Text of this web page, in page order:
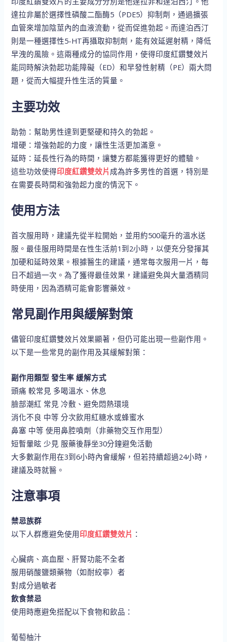
達拉非屬於選擇性磷酸二酯酶5（PDE5）抑制劑，通過擴張
血管來增加陰莖內的血液流動，從而促進勃起。而達泊西汀
則是一種選擇性5-HT再攝取抑制劑，能有效延遲射精，降低
早洩的風險。這兩種成分的協同作用，使得印度紅鑽雙效片
能同時解決勃起功能障礙（ED）和早發性射精（PE）兩大問
題，從而大幅提升性生活的質量。
主要功效
助勃：幫助男性達到更堅硬和持久的勃起。
增硬：增強勃起的力度，讓性生活更加滿意。
延時：延長性行為的時間，讓雙方都能獲得更好的體驗。
這些功效使得印度紅鑽雙效片 成為許多男性的首選，特別是
在需要長時間和強勃起力度的情況下。
使用方法
首次服用時，建議先從半粒開始，並用約500毫升的溫水送
服。最佳服用時間是在性生活前1到2小時，以便充分發揮其
加硬和延時效果。根據醫生的建議，通常每次服用一片，每
日不超過一次。為了獲得最佳效果，建議避免與大量酒精同
時使用，因為酒精可能會影響藥效。
常見副作用與緩解對策
儘管印度紅鑽雙效片效果顯著，但仍可能出現一些副作用。
以下是一些常見的副作用及其緩解對策：
副作用類型 發生率 緩解方式
頭痛 較常見 多喝溫水、休息
臉部潮紅 常見 冷敷、避免悶熱環境
消化不良 中等 分次飲用紅糖水或蜂蜜水
鼻塞 中等 使用鼻腔噴劑（非藥物交互作用型）
短暫暈眩 少見 服藥後靜坐30分鐘避免活動
大多數副作用在3到6小時內會緩解，但若持續超過24小時，
建議及時就醫。
注意事項
禁忌族群
以下人群應避免使用印度紅鑽雙效片 ：
心臟病、高血壓、肝腎功能不全者
服用硝酸鹽類藥物（如耐絞寧）者
對成分過敏者
飲食禁忌
使用時應避免搭配以下食物和飲品：
葡萄柚汁